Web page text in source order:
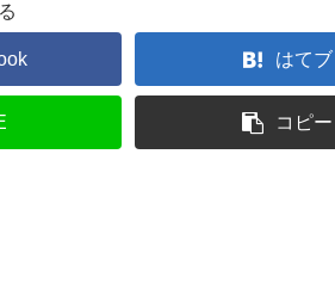
はてブ
コピー